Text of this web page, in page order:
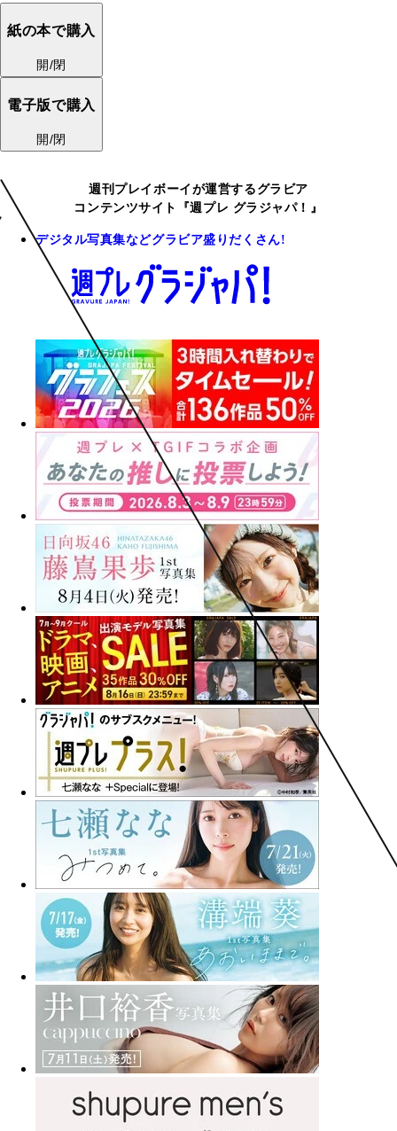
紙の本で購入
開/閉
電子版で購入
開/閉
週刊プレイボーイが運営するグラビア
コンテンツサイト『週プレ グラジャパ！』
デジタル写真集などグラビア盛りだくさん!